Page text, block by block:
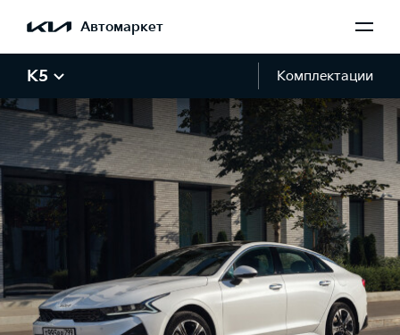
Автомаркет
K5 Комплектации
Галерея K5